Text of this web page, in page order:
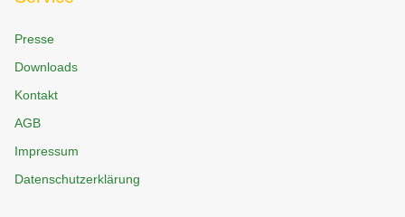
Presse
Downloads
Kontakt
AGB
Impressum
Datenschutzerklärung